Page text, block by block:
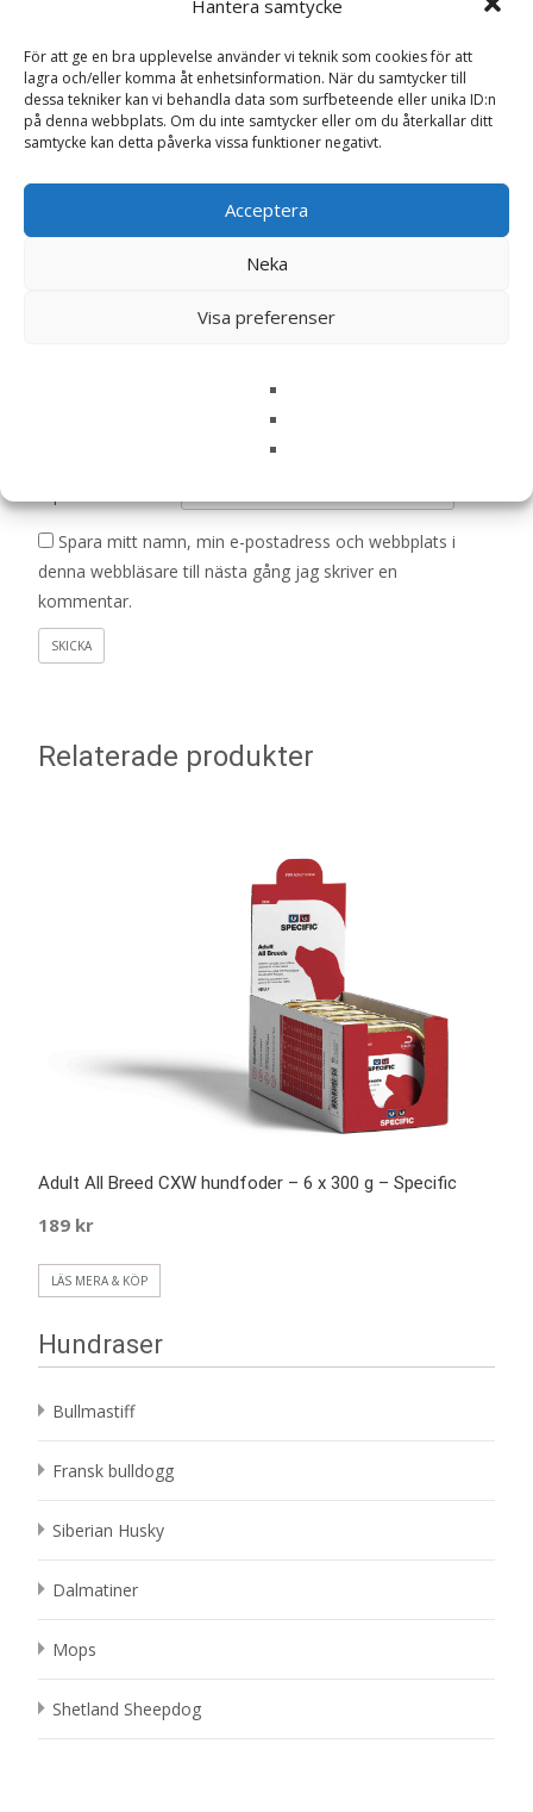
Hantera samtycke
För att ge en bra upplevelse använder vi teknik som cookies för att
lagra och/eller komma åt enhetsinformation. När du samtycker till
dessa tekniker kan vi behandla data som surfbeteende eller unika ID:n
på denna webbplats. Om du inte samtycker eller om du återkallar ditt
samtycke kan detta påverka vissa funktioner negativt.
Acceptera
Neka
Visa preferenser
Bli först med att recensera ”Våtfoder
Köttmix till Hundar – 12 x 800 g – Dyrisk”
Din e-postadress kommer inte publiceras. Obligatoriska fält
Spara mitt namn, min e-postadress och webbplats i
denna webbläsare till nästa gång jag skriver en
kommentar.
Relaterade produkter
Adult All Breed CXW hundfoder – 6 x 300 g – Specific
189 kr
LÄS MERA & KÖP
Hundraser
Bullmastiff
Fransk bulldogg
Siberian Husky
Dalmatiner
Mops
Shetland Sheepdog